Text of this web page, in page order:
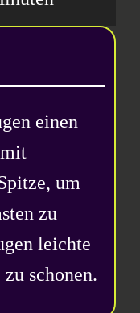
einen
um
zu
leichte
schonen.